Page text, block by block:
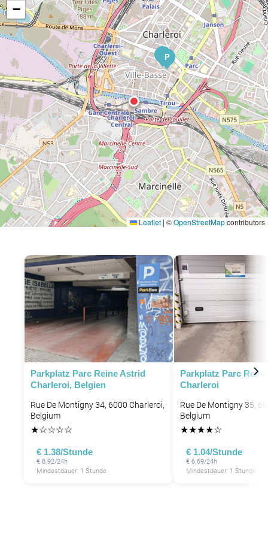
PP
−
Leaflet | ©OpenStreetMapcontributors
Parkplatz Parc Reine Astrid
Charleroi, Belgien
Rue De Montigny 34, 6000 Charleroi,
Belgium
★☆☆☆☆
€ 1.38/Stunde
€ 8.92/24h
Mindestdauer: 1 Stunde
Parkplatz Parc
Charleroi
Rue De Montigny 35,
Belgium
★★★★☆
€ 1.04/Stunde
€ 6.69/24h
Mindestdauer: 1 Stunde